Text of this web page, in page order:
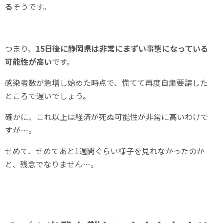
るそうです。
つまり、 15日後に静岡県は非常にまずい事態になっている
可能性が高いです。
感染者数が急増し始めた時点で、慌てて再度自粛要請した
ところで遅いでしょう。
確かに、これ以上は経済が死ぬ可能性が非常に高いわけで
すが…。
せめて、せめてあと1週間ぐらい様子を見れなかったのか
と、残念でなりません…。